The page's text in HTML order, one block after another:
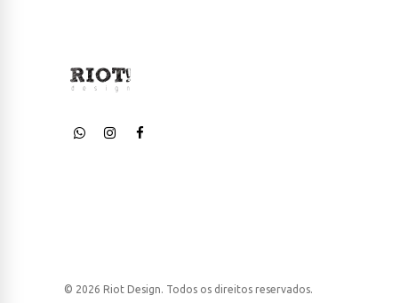
© 2026 Riot Design. Todos os direitos reservados.